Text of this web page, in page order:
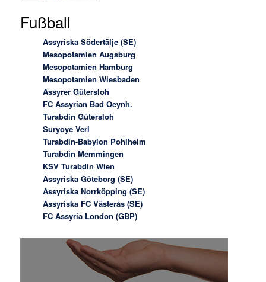
Fußball
Assyriska Södertälje (SE)
Mesopotamien Augsburg
Mesopotamien Hamburg
Mesopotamien Wiesbaden
Assyrer Gütersloh
FC Assyrian Bad Oeynh.
Turabdin Gütersloh
Suryoye Verl
Turabdin-Babylon Pohlheim
Turabdin Memmingen
KSV Turabdin Wien
Assyriska Göteborg (SE)
Assyriska Norrköpping (SE)
Assyriska FC Västerås (SE)
FC Assyria London (GBP)